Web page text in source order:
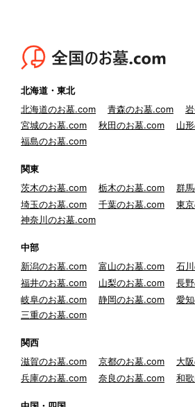
北海道・東北
北海道のお墓.com
青森のお墓.com
宮城のお墓.com
秋田のお墓.com
山
福島のお墓.com
関東
茨木のお墓.com
栃木のお墓.com
群
埼玉のお墓.com
千葉のお墓.com
東
神奈川のお墓.com
中部
新潟のお墓.com
富山のお墓.com
石
福井のお墓.com
山梨のお墓.com
長
岐阜のお墓.com
静岡のお墓.com
愛
三重のお墓.com
関西
滋賀のお墓.com
京都のお墓.com
大
兵庫のお墓.com
奈良のお墓.com 和